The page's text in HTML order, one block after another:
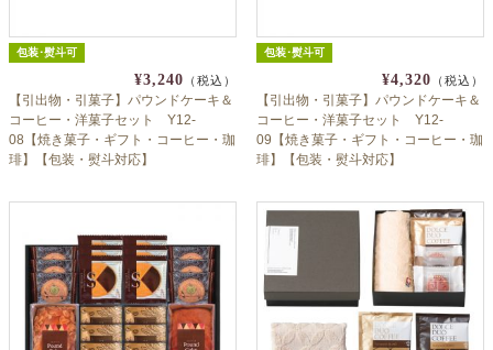
包装･熨斗可
¥3,240 （税込）
【引出物・引菓子】パウンドケーキ＆
コーヒー・洋菓子セット Y12-
08【焼き菓子・ギフト・コーヒー・珈
琲】【包装・熨斗対応】
包装･熨斗可
¥4,320 （税込）
【引出物・引菓子】パウンドケーキ＆
コーヒー・洋菓子セット Y12-
09【焼き菓子・ギフト・コーヒー・珈
琲】【包装・熨斗対応】